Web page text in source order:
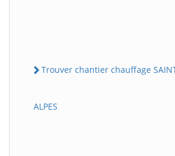
Trouver chantier chauffage
ALPES